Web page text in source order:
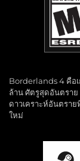
Borderlands 4 คือ
ล้าน ศัตรูสุดอันตรา
ดาวเคราะห์อันตรา
ใหม่